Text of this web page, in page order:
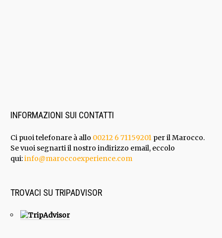
INFORMAZIONI SUI CONTATTI
Ci puoi telefonare à allo 00212 6 71159201 per il Marocco.
Se vuoi segnarti il nostro indirizzo email, eccolo
qui:info@maroccoexperience.com
TROVACI SU TRIPADVISOR